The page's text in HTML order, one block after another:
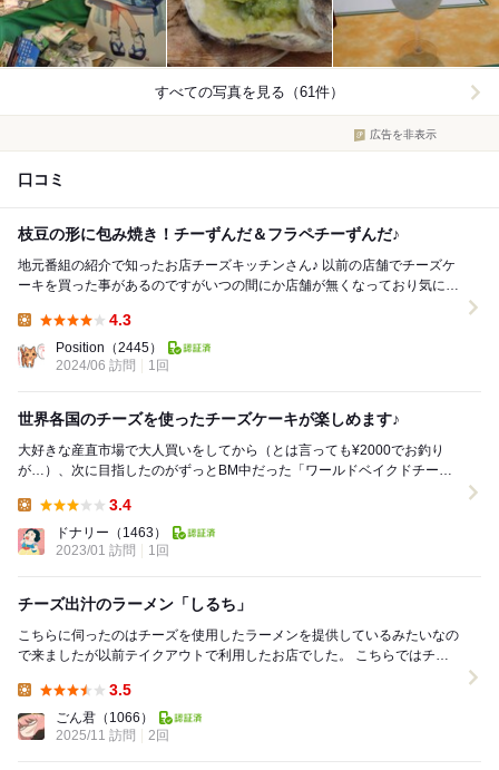
すべての写真を見る（61件）
広告を非表示
口コミ
枝豆の形に包み焼き！チーずんだ＆フラペチーずんだ♪
地元番組の紹介で知ったお店チーズキッチンさん♪ 以前の店舗でチーズケ
ーキを買った事があるのですがいつの間にか店舗が無くなっており気にな
4.3
Position （2445）
2024/06 訪問
1回
世界各国のチーズを使ったチーズケーキが楽しめます♪
大好きな産直市場で大人買いをしてから（とは言っても¥2000でお釣り
が…）、次に目指したのがずっとBM中だった「ワールドベイクドチーズ
3.4
ドナリー （1463）
2023/01 訪問
1回
チーズ出汁のラーメン「しるち」
こちらに伺ったのはチーズを使用したラーメンを提供しているみたいなの
で来ましたが以前テイクアウトで利用したお店でした。 こちらではチー
3.5
ごん君 （1066）
2025/11 訪問
2回